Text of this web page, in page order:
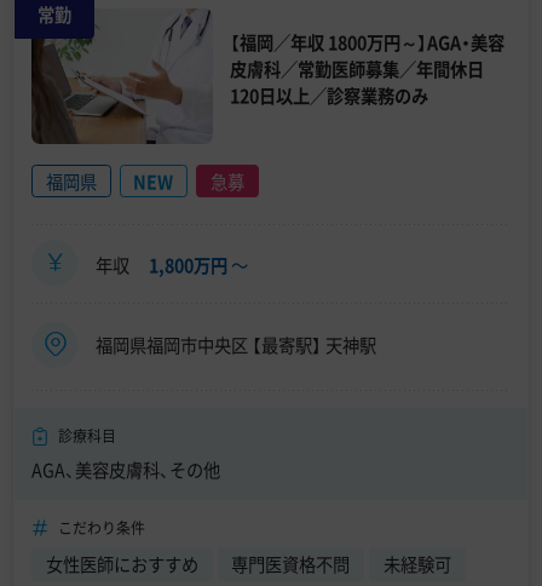
常勤
【福岡／年収 1800万円～】AGA・美容
皮膚科／常勤医師募集／年間休日
120日以上／診察業務のみ
福岡県 NEW 急募
年収 1,800万円 〜
福岡県福岡市中央区 【最寄駅】 天神駅
診療科目
AGA、美容皮膚科、その他
こだわり条件
女性医師におすすめ 専門医資格不問
未経験可